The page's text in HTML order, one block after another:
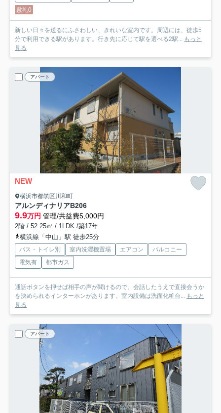
敷礼0
新しい日々を送るにふさわしい、きれいな室内です。周辺には、徒歩5
分で利用できる駅があります。行き先に応じて駅を選べる2駅...
もっと
見る
アパート
NEW
横浜市都筑区川和町
アルンディナリアB206
9.9万円 管理/共益費5,000円
2階 / 52.25㎡ / 1LDK /築17年
横浜線「中山」駅 徒歩25分
バス・トイレ別 室内洗濯機置場 エアコン
バルコニー
電気有
都市ガス
通話ボタンを押せば相手の声が聞けるので、会話したうえで直接会うか
を決められるインターホンがあります。室内設備は洗面化粧台...
もっと
見る
アパート